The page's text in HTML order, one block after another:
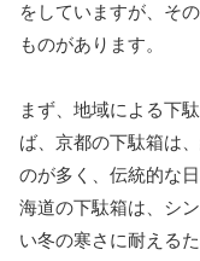
をしていますが、そ
ものがあります。
まず、地域による下
ば、京都の下駄箱は
のが多く、伝統的な
海道の下駄箱は、シ
い冬の寒さに耐える